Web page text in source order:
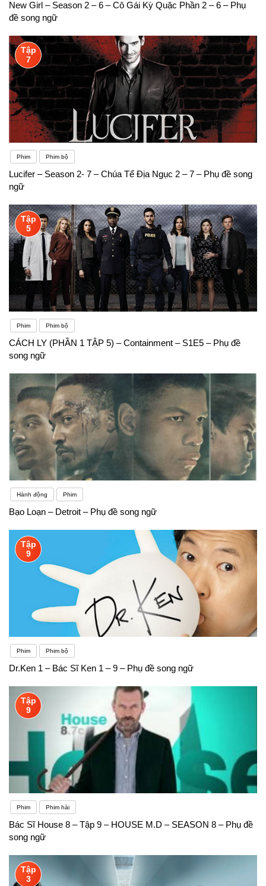
New Girl – Season 2 – 6 – Cô Gái Kỳ Quặc Phần 2 – 6 – Phụ
đề song ngữ
Tập
7
Phim Phim bộ
Lucifer – Season 2- 7 – Chúa Tể Địa Ngục 2 – 7 – Phụ đề song
ngữ
Tập
5
Phim Phim bộ
CÁCH LY (PHẦN 1 TẬP 5) – Containment – S1E5 – Phụ đề
song ngữ
Hành động Phim
Bạo Loạn – Detroit – Phụ đề song ngữ
Tập
9
Phim Phim bộ
Dr.Ken 1 – Bác Sĩ Ken 1 – 9 – Phụ đề song ngữ
Tập
9
Phim Phim hài
Bác Sĩ House 8 – Tập 9 – HOUSE M.D – SEASON 8 – Phụ đề
song ngữ
Tập
3